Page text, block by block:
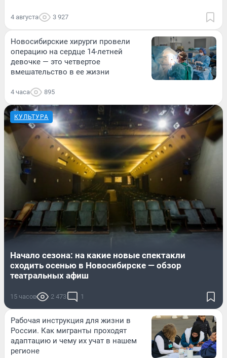
4 августа 3 927
Новосибирские хирурги провели
операцию на сердце 14-летней
девочке — это четвертое
вмешательство в ее жизни
4 часа 895
КУЛЬТУРА
Начало сезона: на какие новые спектакли
сходить осенью в Новосибирске — обзор
театральных афиш
15 часов 2 473 1
Рабочая инструкция для жизни в
России. Как мигранты проходят
адаптацию и чему их учат в нашем
регионе